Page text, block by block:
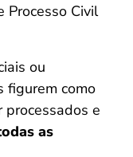
Processo Civil
ou
figurem como
e
as